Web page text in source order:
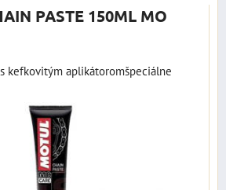
PASTE 150ML MO
kefkovitým aplikátoromšpeciálne